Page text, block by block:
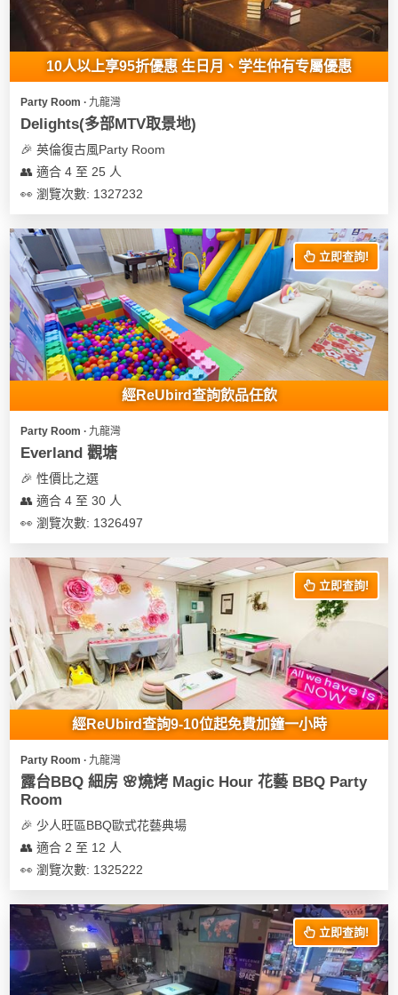
到
會
美
色
蛋
糕
花
束
及
花
藝
禮
品
訂
禮
物
場
地
佈
用
即
食
即
煮
列
聚
會
及
廳
BBQ
朋
友
聚
會
慶
祝
生
日
拍
拖
活
動
婚
禮
親
子
活
動
活
動
攻
略
會
計
劃
會
員
需
知
社
交
軟
件
夾
神
器
情
心
願
清
單
聯
關
們
10人以上享95折優惠 生日月、学生仲有专屬優惠
Party Room ∙ 九龍灣
Delights(多部MTV取景地)
🎉 英倫復古風Party Room
👥 適合 4 至 25 人
👀 瀏覽次數: 1327232
立即查詢!
經ReUbird查詢飲品任飲
Party Room ∙ 九龍灣
Everland 觀塘
🎉 性價比之選
👥 適合 4 至 30 人
👀 瀏覽次數: 1326497
立即查詢!
經ReUbird查詢9-10位起免費加鐘一小時
Party Room ∙ 九龍灣
露台BBQ 細房 🌸燒烤 Magic Hour 花藝 BBQ Party
Room
🎉 少人旺區BBQ歐式花藝典場
👥 適合 2 至 12 人
👀 瀏覽次數: 1325222
立即查詢!